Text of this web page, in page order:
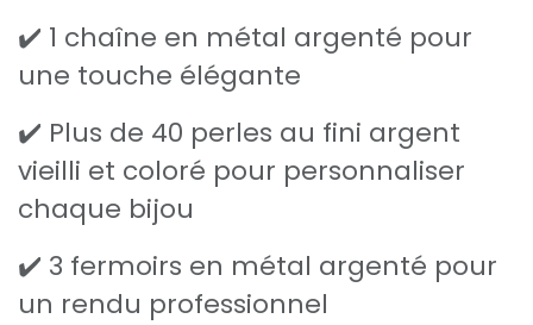
✔️ 1 chaîne en métal argenté pour
une touche élégante
✔️ Plus de 40 perles au fini argent
vieilli et coloré pour personnaliser
chaque bijou
✔️ 3 fermoirs en métal argenté pour
un rendu professionnel